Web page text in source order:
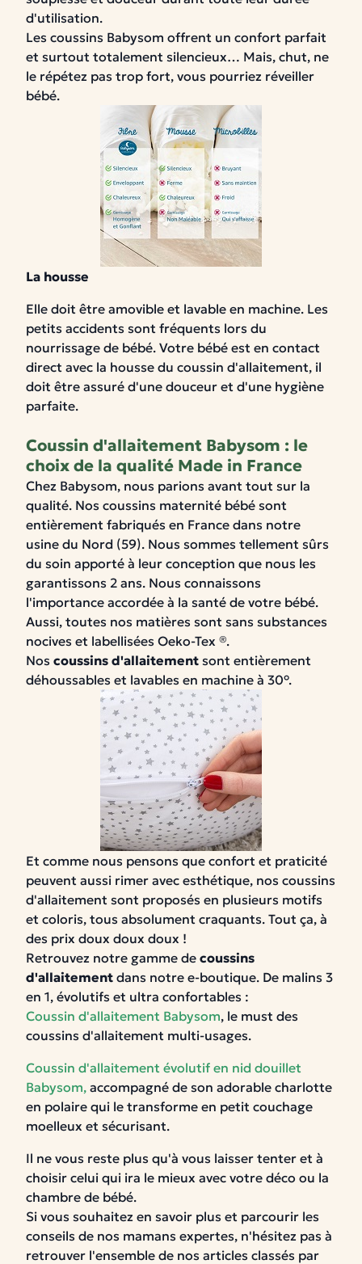
d'utilisation.
Les coussins Babysom offrent un confort parfait
et surtout totalement silencieux… Mais, chut, ne
le répétez pas trop fort, vous pourriez réveiller
bébé.
La housse
Elle doit être amovible et lavable en machine. Les
petits accidents sont fréquents lors du
nourrissage de bébé. Votre bébé est en contact
direct avec la housse du coussin d'allaitement, il
doit être assuré d'une douceur et d'une hygiène
parfaite.
Coussin d'allaitement Babysom : le
choix de la qualité Made in France
Chez Babysom, nous parions avant tout sur la
qualité. Nos coussins maternité bébé sont
entièrement fabriqués en France dans notre
usine du Nord (59). Nous sommes tellement sûrs
du soin apporté à leur conception que nous les
garantissons 2 ans. Nous connaissons
l'importance accordée à la santé de votre bébé.
Aussi, toutes nos matières sont sans substances
nocives et labellisées Oeko-Tex ®.
Nos coussins d'allaitement sont entièrement
déhoussables et lavables en machine à 30°.
Et comme nous pensons que confort et praticité
peuvent aussi rimer avec esthétique, nos coussins
d'allaitement sont proposés en plusieurs motifs
et coloris, tous absolument craquants. Tout ça, à
des prix doux doux doux !
Retrouvez notre gamme de coussins
d'allaitement dans notre e-boutique. De malins 3
en 1, évolutifs et ultra confortables :
Coussin d'allaitement Babysom, le must des
coussins d'allaitement multi-usages.
Coussin d'allaitement évolutif en nid douillet
Babysom, accompagné de son adorable charlotte
en polaire qui le transforme en petit couchage
moelleux et sécurisant.
Il ne vous reste plus qu'à vous laisser tenter et à
choisir celui qui ira le mieux avec votre déco ou la
chambre de bébé.
Si vous souhaitez en savoir plus et parcourir les
conseils de nos mamans expertes, n'hésitez pas à
retrouver l'ensemble de nos articles classés par